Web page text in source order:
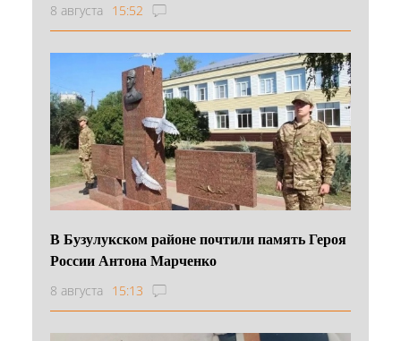
8 августа 15:52
В Бузулукском районе почтили память Героя
России Антона Марченко
8 августа 15:13